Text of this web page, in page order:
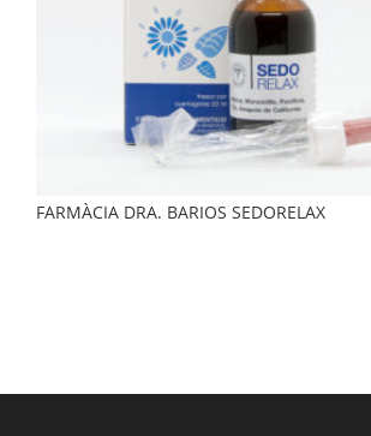
FARMÀCIA DRA. BARIOS SEDORELAX